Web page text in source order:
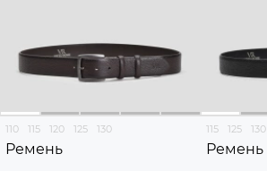
110 115 120 125 130
Ремень
115 125 130
Ремень